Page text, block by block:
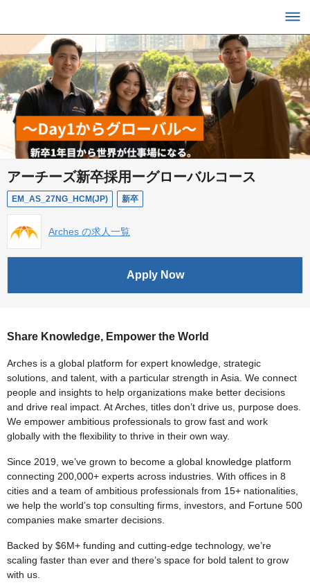
アーチーズ新卒採用ーグローバルコース
EM_AS_27NG_HCM(JP) 新卒
Arches の求人一覧
Apply Now
Share Knowledge, Empower the World
Arches is a global platform for expert knowledge, strategic
solutions, and talent, with a particular strength in Asia. We connect
people and insights to help organizations make better decisions
and drive real impact. At Arches, titles don’t drive us, purpose does.
We empower ambitious professionals to grow fast and work
globally with the flexibility to thrive in their own way.
Since 2019, we’ve grown to become a global knowledge platform
connecting 200,000+ experts across industries. With offices in 8
cities and a team of ambitious professionals from 15+ nationalities,
we help the world’s top consulting firms, investors, and Fortune 500
companies make smarter decisions.
Backed by $6M+ funding and cutting-edge technology, we’re
scaling faster than ever and there’s space for bold talent to grow
with us.